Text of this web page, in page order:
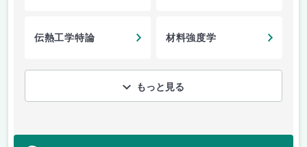
伝熱工学特論 材料強度学
もっと見る